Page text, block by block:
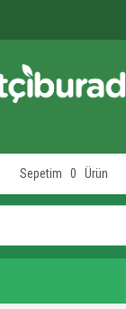
Sepetim 0 Ürün